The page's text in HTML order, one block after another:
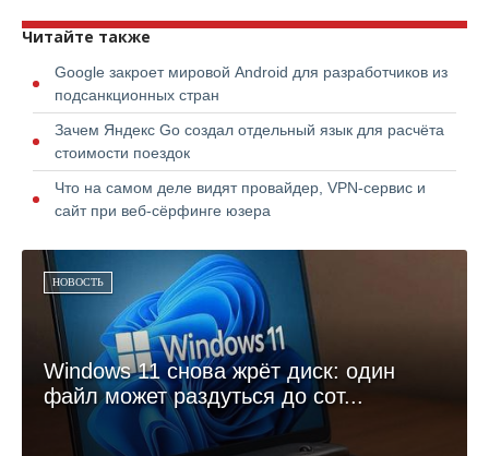
Читайте также
Google закроет мировой Android для разработчиков из
подсанкционных стран
Зачем Яндекс Go создал отдельный язык для расчёта
стоимости поездок
Что на самом деле видят провайдер, VPN-сервис и
сайт при веб-сёрфинге юзера
НОВОСТЬ
Windows 11 снова жрёт диск: один
файл может раздуться до сот...